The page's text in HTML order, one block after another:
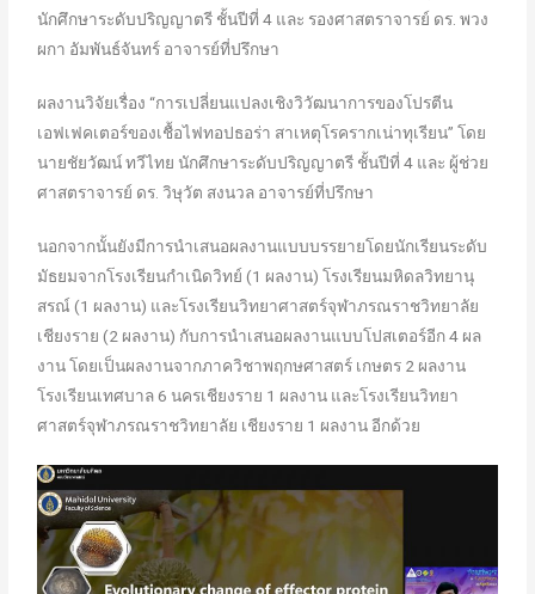
นักศึกษาระดับปริญญาตรี ชั้นปีที่ 4 และ รองศาสตราจารย์ ดร. พวง
ผกา อัมพันธ์จันทร์ อาจารย์ที่ปรึกษา
ผลงานวิจัยเรื่อง “การเปลี่ยนแปลงเชิงวิวัฒนาการของโปรตีน
เอฟเฟคเตอร์ของเชื้อไฟทอปธอร่า สาเหตุโรครากเน่าทุเรียน” โดย
นายชัยวัฒน์ ทวีไทย นักศึกษาระดับปริญญาตรี ชั้นปีที่ 4 และ ผู้ช่วย
ศาสตราจารย์ ดร. วิษุวัต สงนวล อาจารย์ที่ปรึกษา
นอกจากนั้นยังมีการนำเสนอผลงานแบบบรรยายโดยนักเรียนระดับ
มัธยมจากโรงเรียนกำเนิดวิทย์ (1 ผลงาน) โรงเรียนมหิดลวิทยานุ
สรณ์ (1 ผลงาน) และโรงเรียนวิทยาศาสตร์จุฬาภรณราชวิทยาลัย
เชียงราย (2 ผลงาน) กับการนำเสนอผลงานแบบโปสเตอร์อีก 4 ผล
งาน โดยเป็นผลงานจากภาควิชาพฤกษศาสตร์ เกษตร 2 ผลงาน
โรงเรียนเทศบาล 6 นครเชียงราย 1 ผลงาน และโรงเรียนวิทยา
ศาสตร์จุฬาภรณราชวิทยาลัย เชียงราย 1 ผลงาน อีกด้วย